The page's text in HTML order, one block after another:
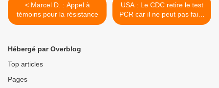
< Marcel D. : Appel à
témoins pour la résistance
USA : Le CDC retire le test
PCR car il ne peut pas faire
la distinction entre Covid et
Hébergé par Overblog
Top articles
Pages